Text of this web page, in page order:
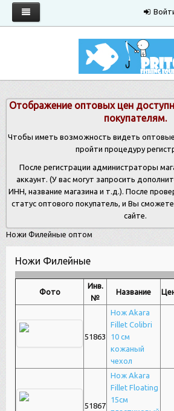
Отображение оптовых цен
покупателям.
Чтобы иметь возможность видеть
пройти процедуру
После регистрации администраторы
аккаунт. (У вас могут запросить
ИНН, название магазина и т.д.). После
статус оптового покупатель, и Вы
сайте.
Ножи Филейные оптом
Ножи Филейные
Фото
Инв.
№
Название
51863
Нож Akara
Fillet Colibri
10 см
кожаный
чехол
51867
Нож Akara
Fillet Floating
15см
Запрос прайса
Условия работы
Новости